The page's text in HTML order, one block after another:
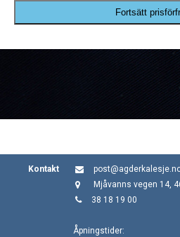
Fortsätt
Kontakt
Mjåvanns vegen 14,
38 18 19 00
Åpningstider: